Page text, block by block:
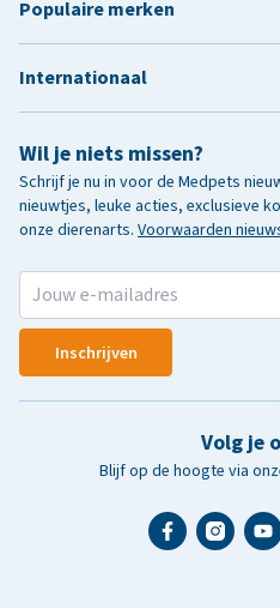
Wil je niets missen?
Schrijf je nu in voor de Medpets
nieuwtjes, leuke acties, exclusieve
onze dierenarts. Voorwaarden
Inschrijven
Volg je
Blijf op de hoogte via
Populaire merken
Internationaal